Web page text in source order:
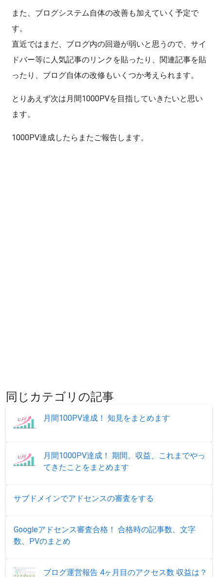
また、ブログシステム自体の改善も加えていく予定で
す。
直近ではまだ、ブログ内の回遊が弱いと思うので、サイ
ドバー等に人気記事のリンクを貼ったり、関連記事を貼
ったり、ブログ自体の改修もいくつか考えられます。
とりあえず次は月間1000PVを目指していきたいと思い
ます。
1000PV達成したらまたご報告します。
同じカテゴリの記事
月間100PV達成！ 知見をまとめます
月間1000PV達成！ 期間、収益、これまでやっ
てきたことをまとめます
サブドメインでアドセンスの審査をする
Googleアドセンス審査合格！ 合格時の記事数、文字
数、PVのまとめ
ブログ運営報告 4ヶ月目のアクセス数 収益は？